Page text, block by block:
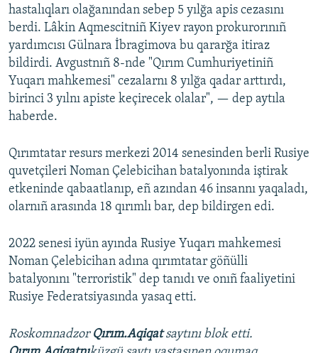
hastalıqları olağanından sebep 5 yılğa apis cezasını
berdi. Lâkin Aqmescitniñ Kiyev rayon prokurorınıñ
yardımcısı Gülnara İbragimova bu qararğa itiraz
bildirdi. Avgustnıñ 8-nde "Qırım Cumhuriyetiniñ
Yuqarı mahkemesi" cezalarnı 8 yılğa qadar arttırdı,
birinci 3 yılnı apiste keçirecek olalar", — dep aytıla
haberde.
Qırımtatar resurs merkezi 2014 senesinden berli Rusiye
quvetçileri Noman Çelebicihan batalyonında iştirak
etkeninde qabaatlanıp, eñ azından 46 insannı yaqaladı,
olarnıñ arasında 18 qırımlı bar, dep bildirgen edi.
2022 senesi iyün ayında Rusiye Yuqarı mahkemesi
Noman Çelebicihan adına qırımtatar göñülli
batalyonını "terroristik" dep tanıdı ve onıñ faaliyetini
Rusiye Federatsiyasında yasaq etti.
Roskomnadzor Qırım.Aqiqatsaytını blok etti.